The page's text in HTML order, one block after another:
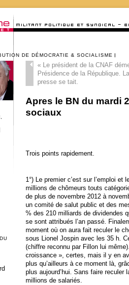
DE DÉMOCRATIE & SOCIALISME
«Le président de la CNAF
Présidence de la République.
presse se tait.
Apres le BN du mardi
sociaux
Trois points rapidement.
1°) Le premier c’est sur l’emploi
millions de chômeurs touts
de plus de novembre 2012 à
un comité de salut public et des
% des 210 milliards de dividendes
se sont attribués l’an passé.
moment où on aura fait reculer le
sous Lionel Jospin avec les 35 h.
(chiffre reconnu par Fillon lui
croissance », certes, mais il y en
plus qu’ailleurs à ce moment là,
plus aujourd’hui. Sans faire reculer
millions de salariés.